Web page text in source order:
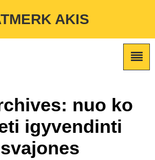
wp-content/themes/marketing-
AKIS
nuo ko
igyvendinti
svajones